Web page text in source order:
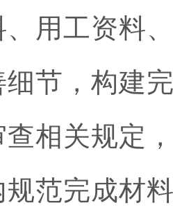
、用工资料
细节，构建
查相关规定
规范完成材